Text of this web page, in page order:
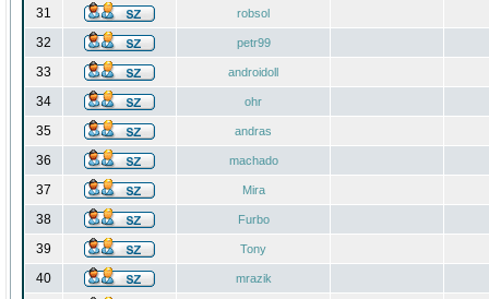
31 robsol
32 petr99
33 androidoll
34 ohr
35 andras
36 machado
37 Mira
38 Furbo
39 Tony
40 mrazik